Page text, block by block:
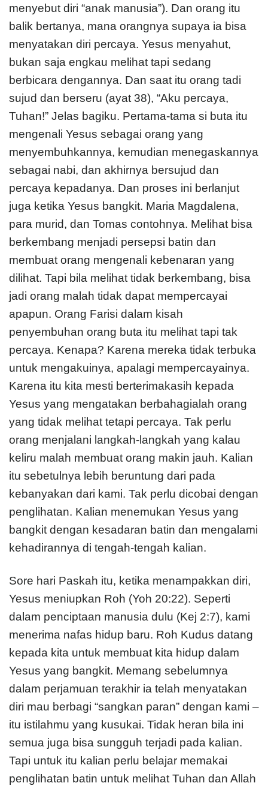
menyebut diri “anak manusia”). Dan orang itu
balik bertanya, mana orangnya supaya ia bisa
menyatakan diri percaya. Yesus menyahut,
bukan saja engkau melihat tapi sedang
berbicara dengannya. Dan saat itu orang tadi
sujud dan berseru (ayat 38), “Aku percaya,
Tuhan!” Jelas bagiku. Pertama-tama si buta itu
mengenali Yesus sebagai orang yang
menyembuhkannya, kemudian menegaskannya
sebagai nabi, dan akhirnya bersujud dan
percaya kepadanya. Dan proses ini berlanjut
juga ketika Yesus bangkit. Maria Magdalena,
para murid, dan Tomas contohnya. Melihat bisa
berkembang menjadi persepsi batin dan
membuat orang mengenali kebenaran yang
dilihat. Tapi bila melihat tidak berkembang, bisa
jadi orang malah tidak dapat mempercayai
apapun. Orang Farisi dalam kisah
penyembuhan orang buta itu melihat tapi tak
percaya. Kenapa? Karena mereka tidak terbuka
untuk mengakuinya, apalagi mempercayainya.
Karena itu kita mesti berterimakasih kepada
Yesus yang mengatakan berbahagialah orang
yang tidak melihat tetapi percaya. Tak perlu
orang menjalani langkah-langkah yang kalau
keliru malah membuat orang makin jauh. Kalian
itu sebetulnya lebih beruntung dari pada
kebanyakan dari kami. Tak perlu dicobai dengan
penglihatan. Kalian menemukan Yesus yang
bangkit dengan kesadaran batin dan mengalami
kehadirannya di tengah-tengah kalian.
Sore hari Paskah itu, ketika menampakkan diri,
Yesus meniupkan Roh (Yoh 20:22). Seperti
dalam penciptaan manusia dulu (Kej 2:7), kami
menerima nafas hidup baru. Roh Kudus datang
kepada kita untuk membuat kita hidup dalam
Yesus yang bangkit. Memang sebelumnya
dalam perjamuan terakhir ia telah menyatakan
diri mau berbagi “sangkan paran” dengan kami –
itu istilahmu yang kusukai. Tidak heran bila ini
semua juga bisa sungguh terjadi pada kalian.
Tapi untuk itu kalian perlu belajar memakai
penglihatan batin untuk melihat Tuhan dan Allah